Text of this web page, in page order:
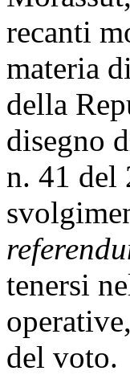
recanti
materia
della
disegno
n. 41 del
tenersi
del voto.